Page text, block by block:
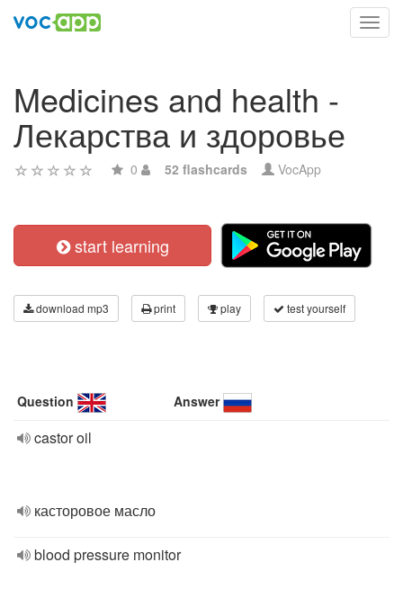
Medicines and health -
Лекарства и здоровье
0 52 flashcards VocApp
start learning
download mp3 print play test yourself
Question Answer
castor oil
касторовое масло
blood pressure monitor